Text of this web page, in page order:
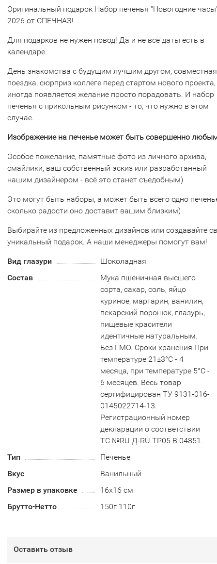
Оригинальный подарок Набор печенья "Новогодние
2026 от СПЕЧНАЗ!
Для подарков не нужен повод! Да и не все даты есть в
календаре.
День знакомства с будущим лучшим другом, совместная
поездка, сюрприз коллеге перед стартом нового
иногда появляется желание просто порадовать. И набор
печенья с прикольным рисунком - то, что нужно в этом
случае.
Изображение на печенье может быть совершенно
Особое пожелание, памятные фото из личного архива,
смайлики, ваш собственный эскиз или разработанный
нашим дизайнером - всё это станет съедобным)
Это могут быть наборы, а может быть всего одно
сколько радости оно доставит вашим близким)
Выбирайте из предложенных дизайнов или создавайте
уникальный подарок. А наши менеджеры помогут вам!
Вид глазури
Шоколадная
Состав
Мука пшеничная высшего
сорта, сахар, соль, яйцо
куриное, маргарин, ванилин,
пекарский порошок, глазурь,
пищевые красители
идентичные натуральным.
Без ГМО. Сроки хранения При
температуре 21±3°С - 4
месяца, при температуре 5°С -
6 месяцев. Весь товар
сертифицирован ТУ 9131-016-
0145022714-13.
Регистрационный номер
декларации о соответствии
ТС №RU Д-RU.TP05.B.04851.
Тип
Печенье
Вкус
Ванильный
Размер в упаковке
16х16 см
Брутто-Нетто
150г 110г
Оставить отзыв